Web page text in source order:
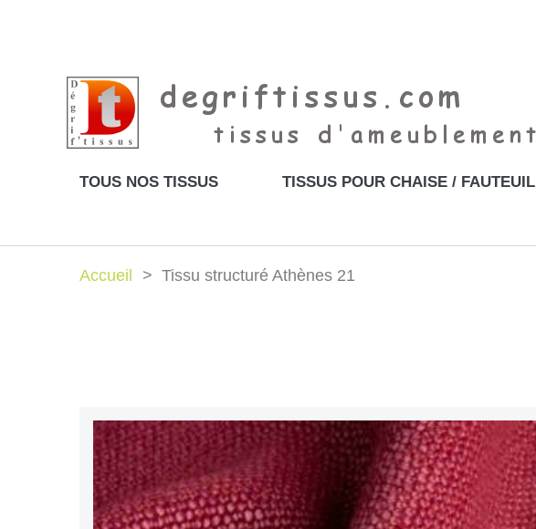
TOUS NOS TISSUS TISSUS POUR CHAISE / FAUTEUIL
Accueil Tissu structuré Athènes 21